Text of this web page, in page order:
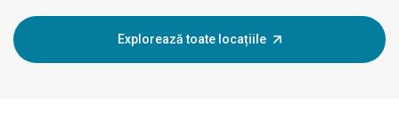
Explorează toate locațiile